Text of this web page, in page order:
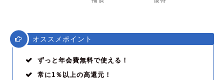
オススメポイント
ずっと年会費無料で使える！
常に1％以上の高還元！